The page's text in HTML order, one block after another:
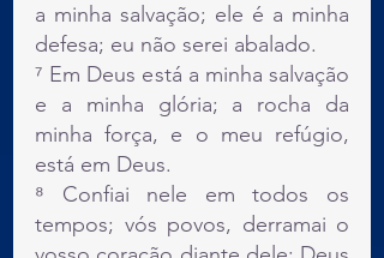
a minha salvação; ele é a minha
defesa; eu não serei abalado.
⁷ Em Deus está a minha salvação
e a minha glória; a rocha da
minha força, e o meu refúgio,
está em Deus.
⁸ Confiai nele em todos os
tempos; vós povos, derramai o